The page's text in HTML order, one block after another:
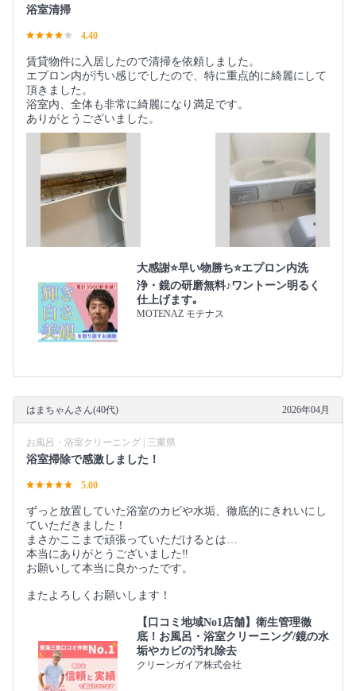
浴室清掃
4.40
賃貸物件に入居したので清掃を依頼しました。
エプロン内が汚い感じでしたので、特に重点的に綺麗にして
頂きました。
浴室内、全体も非常に綺麗になり満足です。
ありがとうございました。
大感謝⭐️早い物勝ち⭐️エプロン内洗
浄・鏡の研磨無料♪ワントーン明るく
仕上げます｡
MOTENAZ モテナス
はまちゃんさん(40代) 2026年04月
お風呂・浴室クリーニング | 三重県
浴室掃除で感激しました！
5.00
ずっと放置していた浴室のカビや水垢、徹底的にきれいにし
ていただきました！
まさかここまで頑張っていただけるとは…
本当にありがとうございました‼︎
お願いして本当に良かったです。
またよろしくお願いします！
【口コミ地域No1店舗】衛生管理徹
底！お風呂・浴室クリーニング/鏡の水
垢やカビの汚れ除去
クリーンガイア株式会社